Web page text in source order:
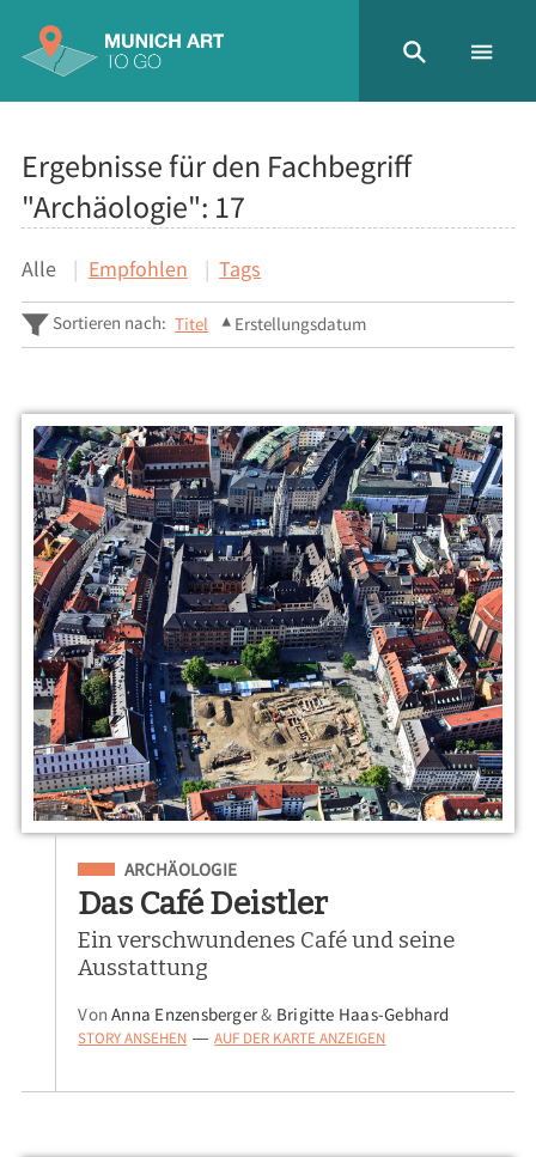
Ergebnisse für den Fachbegriff
"Archäologie": 17
Alle Empfohlen Tags
Sortieren nach: Titel Erstellungsdatum
Eingeordnet unter
ARCHÄOLOGIE
Das Café Deistler
Ein verschwundenes Café und seine
Ausstattung
VonAnna Enzensberger& Brigitte Haas-Gebhard
STORY ANSEHEN — AUF DER KARTE ANZEIGEN